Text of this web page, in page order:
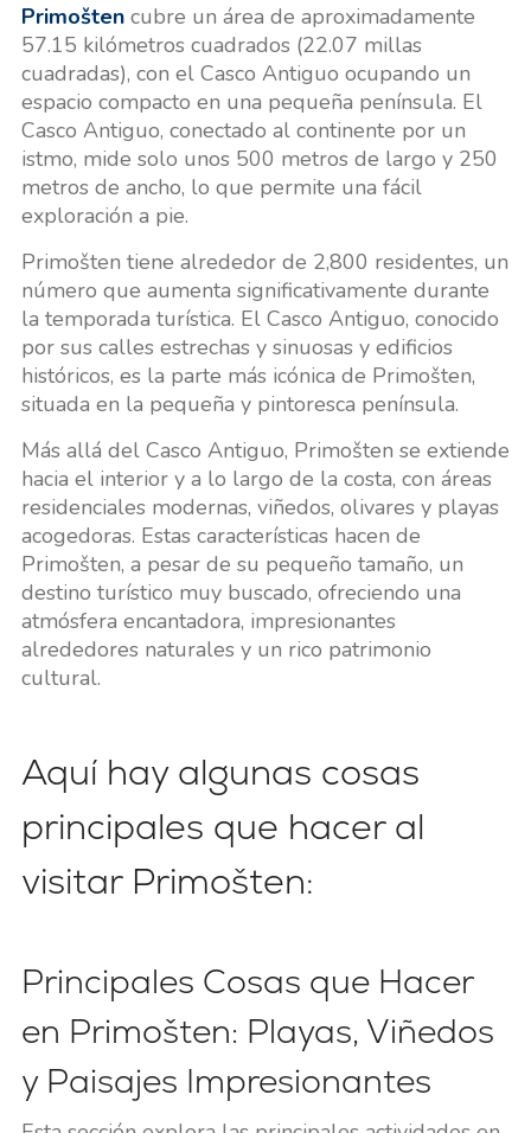
Primošten cubre un área de aproximadamente
57.15 kilómetros cuadrados (22.07 millas
cuadradas), con el Casco Antiguo ocupando un
espacio compacto en una pequeña península. El
Casco Antiguo, conectado al continente por un
istmo, mide solo unos 500 metros de largo y 250
metros de ancho, lo que permite una fácil
exploración a pie.
Primošten tiene alrededor de 2,800 residentes, un
número que aumenta significativamente durante
la temporada turística. El Casco Antiguo, conocido
por sus calles estrechas y sinuosas y edificios
históricos, es la parte más icónica de Primošten,
situada en la pequeña y pintoresca península.
Más allá del Casco Antiguo, Primošten se extiende
hacia el interior y a lo largo de la costa, con áreas
residenciales modernas, viñedos, olivares y playas
acogedoras. Estas características hacen de
Primošten, a pesar de su pequeño tamaño, un
destino turístico muy buscado, ofreciendo una
atmósfera encantadora, impresionantes
alrededores naturales y un rico patrimonio
cultural.
Aquí hay algunas cosas
principales que hacer al
visitar Primošten:
Principales Cosas que Hacer
en Primošten: Playas, Viñedos
y Paisajes Impresionantes